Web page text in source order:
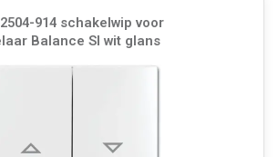
914 schakelwip voor
Balance SI wit glans